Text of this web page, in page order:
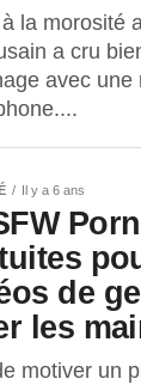
la morosité
a cru
avec une
Il y a 6 ans
de
les
motiver un